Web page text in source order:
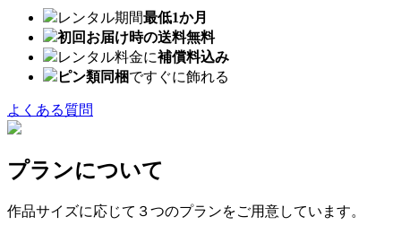
レンタル期間最低1か月
初回お届け時の送料無料
レンタル料金に補償料込み
ピン類同梱ですぐに飾れる
よくある質問
プランについて
作品サイズに応じて３つのプランをご用意しています。